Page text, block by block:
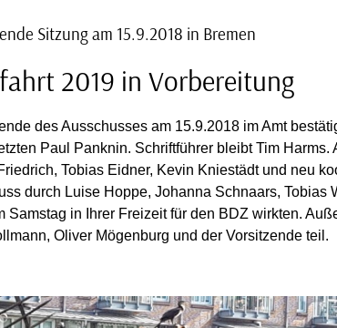
Sitzung am 15.9.2018 in Bremen
2019 in Vorbereitung
des Ausschusses am 15.9.2018 im Amt
Paul Panknin. Schriftführer bleibt Tim Harms.
Tobias Eidner, Kevin Kniestädt und neu
durch Luise Hoppe, Johanna Schnaars, Tobias
Samstag in Ihrer Freizeit für den BDZ wirkten.
Oliver Mögenburg und der Vorsitzende teil.